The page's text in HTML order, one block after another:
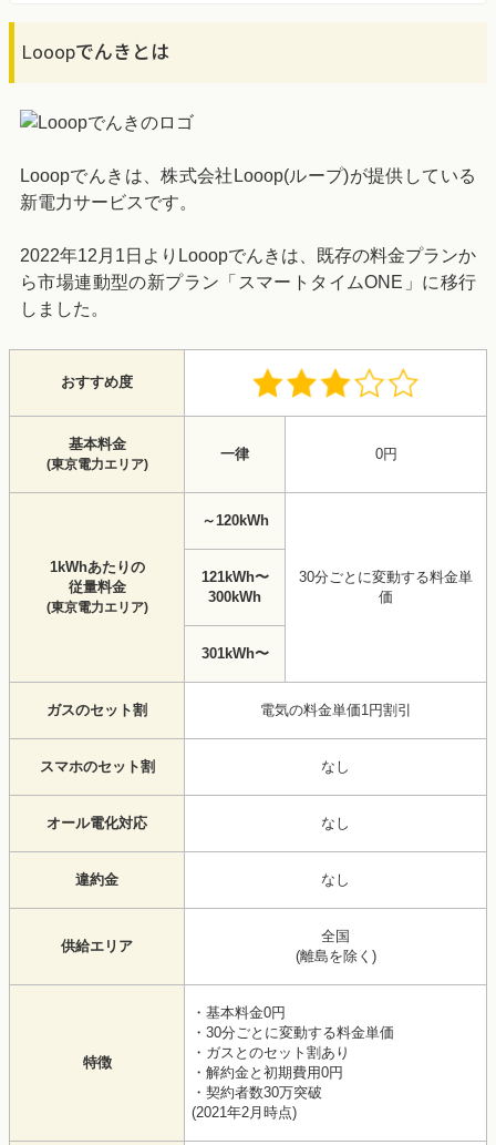
Looopでんきとは
Looopでんきは、株式会社Looop(ループ)が提供している
新電力サービスです。
2022年12月1日よりLooopでんきは、既存の料金プランか
ら市場連動型の新プラン「スマートタイムONE」に移行
しました。
おすすめ度
基本料金
(東京電力エリア)
一律 0円
1kWhあたりの
従量料金
(東京電力エリア)
～120kWh
30分ごとに変動する料金単
価
121kWh〜
300kWh
301kWh〜
ガスのセット割 電気の料金単価1円割引
スマホのセット割 なし
オール電化対応 なし
違約金 なし
供給エリア
全国
(離島を除く)
特徴
・基本料金0円
・30分ごとに変動する料金単価
・ガスとのセット割あり
・解約金と初期費用0円
・契約者数30万突破
(2021年2月時点)